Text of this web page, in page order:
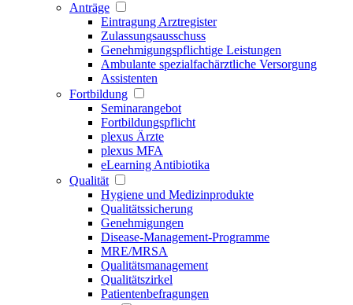
Anträge
Eintragung Arztregister
Zulassungsausschuss
Genehmigungspflichtige Leistungen
Ambulante spezialfachärztliche Versorgung
Assistenten
Fortbildung
Seminarangebot
Fortbildungspflicht
plexus Ärzte
plexus MFA
eLearning Antibiotika
Qualität
Hygiene und Medizinprodukte
Qualitätssicherung
Genehmigungen
Disease-Management-Programme
MRE/MRSA
Qualitätsmanagement
Qualitätszirkel
Patientenbefragungen